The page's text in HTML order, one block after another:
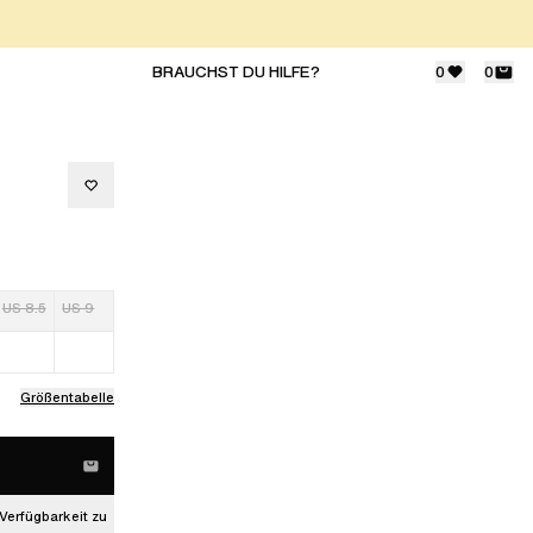
BRAUCHST DU HILFE? 0 0
US 8.5 US 9
Größentabelle
zu